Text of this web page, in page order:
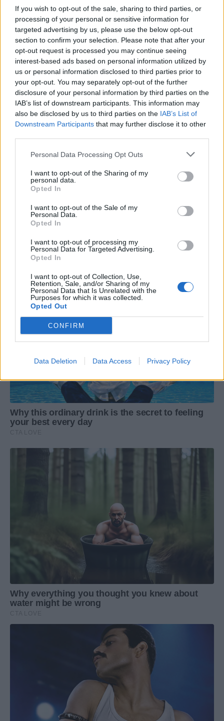
If you wish to opt-out of the sale, sharing to third parties, or
processing of your personal or sensitive information for
targeted advertising by us, please use the below opt-out
section to confirm your selection. Please note that after your
opt-out request is processed you may continue seeing
interest-based ads based on personal information utilized by
us or personal information disclosed to third parties prior to
your opt-out. You may separately opt-out of the further
disclosure of your personal information by third parties on the
IAB’s list of downstream participants. This information may
also be disclosed by us to third parties on the IAB’s List of
Downstream Participants that may further disclose it to other
Personal Data Processing Opt Outs
I want to opt-out of the Sharing of my
personal data.
Opted In
I want to opt-out of the Sale of my
Personal Data.
Opted In
I want to opt-out of processing my
Personal Data for Targeted Advertising.
Opted In
I want to opt-out of Collection, Use,
Retention, Sale, and/or Sharing of my
Personal Data that Is Unrelated with the
Purposes for which it was collected.
Opted Out
CONFIRM
Data Deletion Data Access Privacy Policy